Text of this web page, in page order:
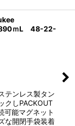
890ｍL 48-22-
テンレス製タン
クしPACKOUT
可能マグネット
な開閉手袋装着